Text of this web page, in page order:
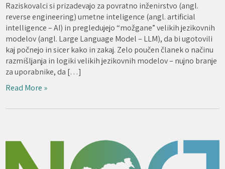
Raziskovalci si prizadevajo za povratno inženirstvo (angl.
reverse engineering) umetne inteligence (angl. artificial
intelligence – AI) in pregledujejo “možgane” velikih jezikovnih
modelov (angl. Large Language Model – LLM), da bi ugotovili
kaj počnejo in sicer kako in zakaj. Zelo poučen članek o načinu
razmišljanja in logiki velikih jezikovnih modelov – nujno branje
za uporabnike, da […]
Read More »